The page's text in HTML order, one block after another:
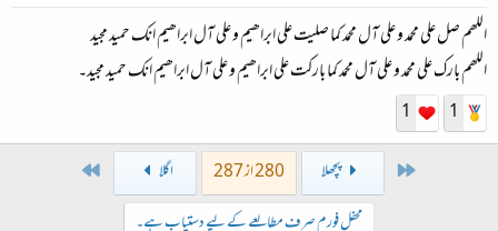
اللھم صل علی محمد و علی آل محمد کما صلیت علی ابراھیم و علی آل ابراھیم انك حمید مجید
اللھم بارك علی محمد و علی آل محمد کما بارکت علی ابراھیم و علی آل ابراھیم انك حمید مجید۔
1
1
پچھلا 280 از 287 اگلا
محفل فورم صرف مطالعے کے لیے دستیاب ہے۔